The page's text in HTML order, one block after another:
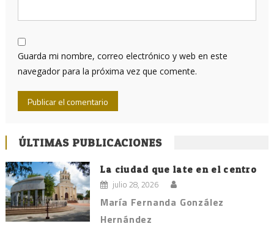
Guarda mi nombre, correo electrónico y web en este
navegador para la próxima vez que comente.
ÚLTIMAS PUBLICACIONES
La ciudad que late en el centro
julio 28, 2026
María Fernanda González
Hernández